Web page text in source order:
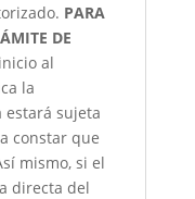
PARA
DE
al
la
estará sujeta
constar que
mismo, si el
directa del